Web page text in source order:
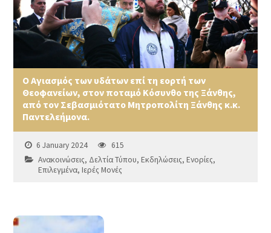
Ο Αγιασμός των υδάτων επί τη εορτή των
Θεοφανείων, στον ποταμό Κόσυνθο της Ξάνθης,
από τον Σεβασμιότατο Μητροπολίτη Ξάνθης κ.κ.
Παντελεήμονα.
6 January 2024
615
Ανακοινώσεις, Δελτία Τύπου,Εκδηλώσεις,Ενορίες,
Επιλεγμένα,Ιερές Μονές